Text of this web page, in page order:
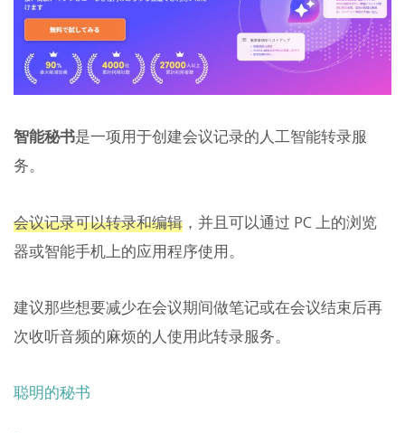
智能秘书是一项用于创建会议记录的人工智能转录服
务。
会议记录可以转录和编辑 ，并且可以通过 PC 上的浏览​​
器或智能手机上的应用程序使用。
建议那些想要减少在会议期间做笔记或在会议结束后再
次收听音频的麻烦的人使用此转录服务。
聪明的秘书